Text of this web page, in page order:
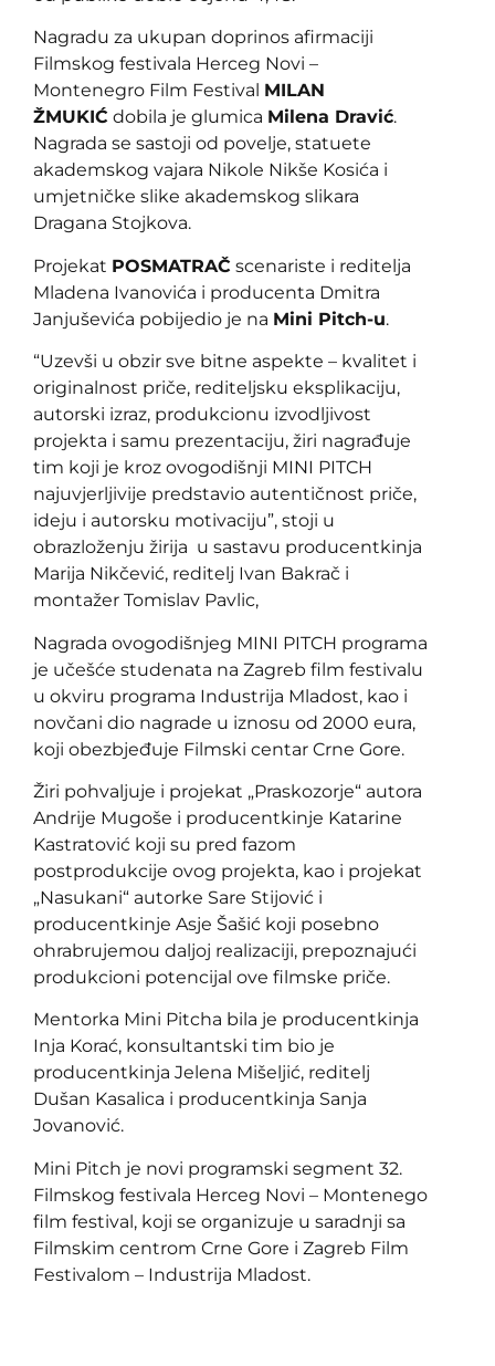
Nagradu za ukupan doprinos afirmaciji
Filmskog festivala Herceg Novi –
Montenegro Film Festival MILAN
ŽMUKIĆ dobila je glumica Milena Dravić.
Nagrada se sastoji od povelje, statuete
akademskog vajara Nikole Nikše Kosića i
umjetničke slike akademskog slikara
Dragana Stojkova.
Projekat POSMATRAČ scenariste i reditelja
Mladena Ivanovića i producenta Dmitra
Janjuševića pobijedio je na Mini Pitch-u.
“Uzevši u obzir sve bitne aspekte – kvalitet i
originalnost priče, rediteljsku eksplikaciju,
autorski izraz, produkcionu izvodljivost
projekta i samu prezentaciju, žiri nagrađuje
tim koji je kroz ovogodišnji MINI PITCH
najuvjerljivije predstavio autentičnost priče,
ideju i autorsku motivaciju”, stoji u
obrazloženju žirija u sastavu producentkinja
Marija Nikčević, reditelj Ivan Bakrač i
montažer Tomislav Pavlic,
Nagrada ovogodišnjeg MINI PITCH programa
je učešće studenata na Zagreb film festivalu
u okviru programa Industrija Mladost, kao i
novčani dio nagrade u iznosu od 2000 eura,
koji obezbjeđuje Filmski centar Crne Gore.
Žiri pohvaljuje i projekat „Praskozorje“ autora
Andrije Mugoše i producentkinje Katarine
Kastratović koji su pred fazom
postprodukcije ovog projekta, kao i projekat
„Nasukani“ autorke Sare Stijović i
producentkinje Asje Šašić koji posebno
ohrabrujemou daljoj realizaciji, prepoznajući
produkcioni potencijal ove filmske priče.
Mentorka Mini Pitcha bila je producentkinja
Inja Korać, konsultantski tim bio je
producentkinja Jelena Mišeljić, reditelj
Dušan Kasalica i producentkinja Sanja
Jovanović.
Mini Pitch je novi programski segment 32.
Filmskog festivala Herceg Novi – Montenego
film festival, koji se organizuje u saradnji sa
Filmskim centrom Crne Gore i Zagreb Film
Festivalom – Industrija Mladost.